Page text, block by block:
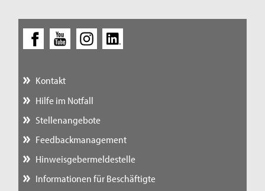
Kontakt
Hilfe im Notfall
Stellenangebote
Feedbackmanagement
Hinweisgebermeldestelle
Informationen für Beschäftigte